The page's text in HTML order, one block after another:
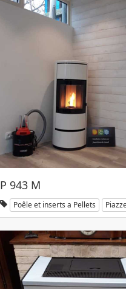
P 943 M
Poêle et inserts a Pellets